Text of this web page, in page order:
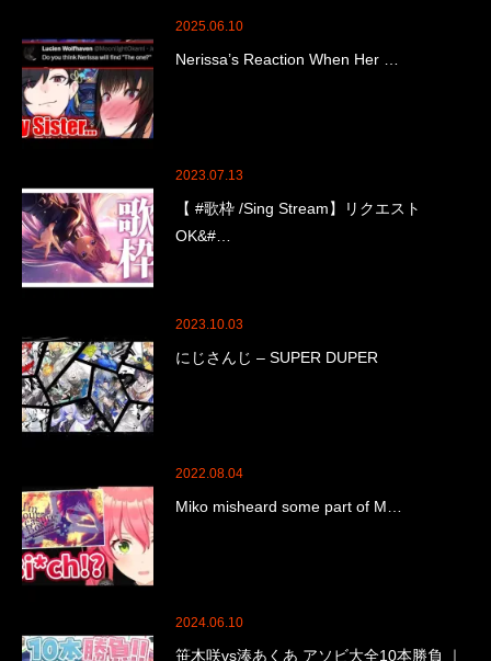
2025.06.10
Nerissa’s Reaction When Her …
2023.07.13
【 #歌枠 /Sing Stream】リクエスト
OK&#…
2023.10.03
にじさんじ – SUPER DUPER
2022.08.04
Miko misheard some part of M…
2024.06.10
笹木咲vs湊あくあ アソビ大全10本勝負 ｜